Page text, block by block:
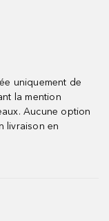
uniquement de
la mention
Aucune option
livraison en